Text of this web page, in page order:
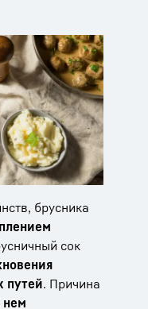
брусника
сок
путей. Причина